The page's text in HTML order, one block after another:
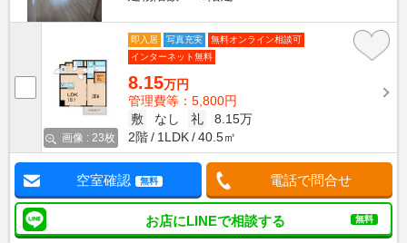
画像 : 23枚
即入居 写真充実
無料オンライン相談可
インターネット無料
8.15万円
管理費等：5,800円
敷
なし 礼
8.15万
2階
1LDK 40.5㎡
空室確認 無料 電話で問合せ
お店にLINEで相談する 無料